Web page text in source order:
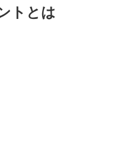
トとは